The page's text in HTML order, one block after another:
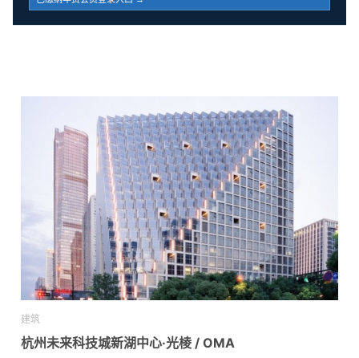
建筑
杭州未来科技城新湖中心·光棱 / OMA